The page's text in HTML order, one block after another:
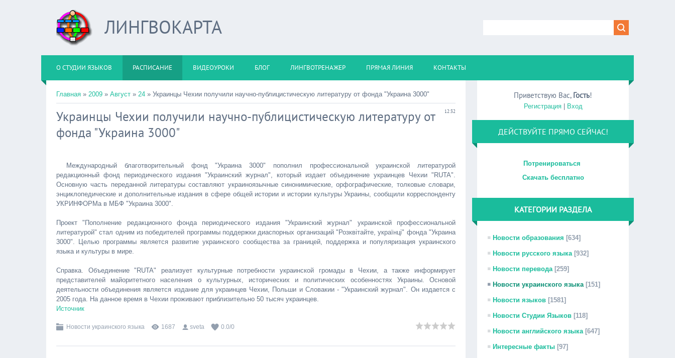
ЛИНГВОКАРТА
О СТУДИИ ЯЗЫКОВ РАСПИСАНИЕ ВИДЕОУРОКИ БЛОГ ЛИНГВОТРЕНАЖЕР ПРЯМАЯ ЛИНИЯ КОНТАКТЫ
Главная » 2009 » Август » 24 » Украинцы Чехии получили научно-публицистическую литературу от фонда "Украина 3000"
12:32
Украинцы Чехии получили научно-публицистическую литературу от
фонда "Украина 3000"
Международный благотворительный фонд "Украина 3000" пополнил профессиональной украинской литературой
редакционный фонд периодического издания "Украинский журнал", который издает объединение украинцев Чехии "RUTA".
Основную часть переданной литературы составляют украиноязычные синонимические, орфографические, толковые словари,
энциклопедические и дополнительные издания в сфере общей истории и истории культуры Украины, сообщили корреспонденту
УКРИНФОРМа в МБФ "Украина 3000".
Проект "Пополнение редакционного фонда периодического издания "Украинский журнал" украинской профессиональной
литературой" стал одним из победителей программы поддержки диаспорных организаций "Розквітайте, українці" фонда "Украина
3000". Целью программы является развитие украинского сообщества за границей, поддержка и популяризация украинского
языка и культуры в мире.
Справка. Объединение "RUTA" реализует культурные потребности украинской громады в Чехии, а также информирует
представителей майоритетного населения о культурных, исторических и политических особенностях Украины. Основой
деятельности объединения является издание для украинцев Чехии, Польши и Словакии - "Украинский журнал". Он издается с
2005 года. На данное время в Чехии проживают приблизительно 50 тысяч украинцев.
Источник
Новости украинского языка 1687 sveta 0.0/0
Приветствую Вас, Гость!
Регистрация| Вход
ДЕЙСТВУЙТЕ ПРЯМО СЕЙЧАС!
Потренироваться
Скачать бесплатно
КАТЕГОРИИ РАЗДЕЛА
Новости образования [634]
Новости русского языка [932]
Новости перевода [259]
Новости украинского языка [151]
Новости языков [1581]
Новости Студии Языков [118]
Новости английского языка [647]
Интересные факты [97]